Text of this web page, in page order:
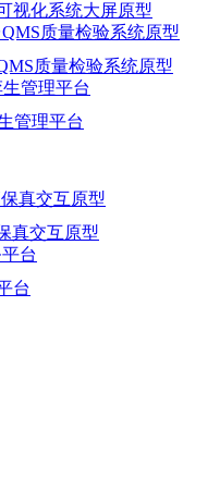
视化系统大屏原型
质量检验系统原型
管理平台
真交互原型
台